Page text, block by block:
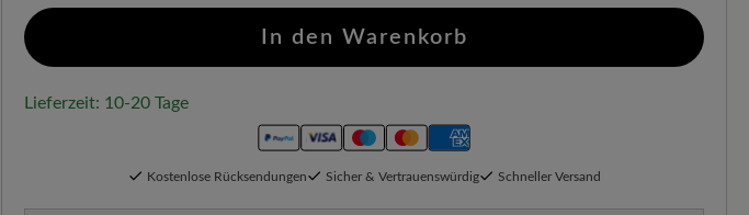
In den Warenkorb
Lieferzeit: 10-20 Tage
Kostenlose Rücksendungen Sicher & Vertrauenswürdig Schneller Versand